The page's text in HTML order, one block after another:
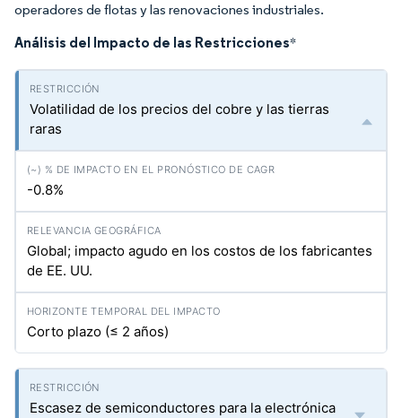
operadores de flotas y las renovaciones industriales.
Análisis del Impacto de las Restricciones*
Volatilidad de los precios del cobre y las tierras
raras
-0.8%
Global; impacto agudo en los costos de los fabricantes
de EE. UU.
Corto plazo (≤ 2 años)
Escasez de semiconductores para la electrónica